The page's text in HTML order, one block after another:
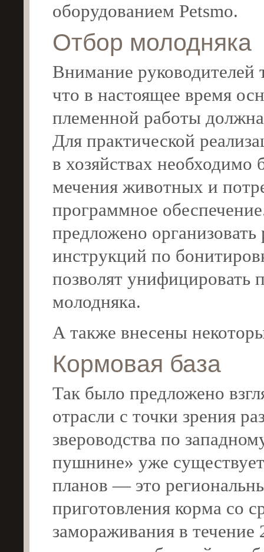
оборудованием Petsmo.
Отбор молодняка
Внимание
что в настоящее время
племенной работы
Для практической
в хозяйствах необходимо
мечения животных и
программное
предложено
инструкций по
позволят унифицировать
молодняка.
А также внесены
Кормовая база
Так было предложено
отрасли с точки зрения
звероводства по
пушнине» уже
планов — это
приготовления корма со
замораживания в